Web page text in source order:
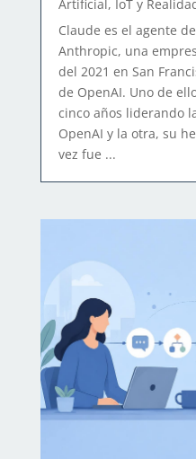
Artificial, IoT y
Claude es el agente
Anthropic, una
del 2021 en San
de OpenAI. Uno de
cinco años liderando
OpenAI y la otra, su
vez fue ...